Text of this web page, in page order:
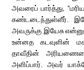
அவரைப் பார்த்து,
கண்டடைந்துள்ளீர்.
அவருக்கு இயேசு
உன்னத கடவுளின்
தாவீதின்
அளிப்பார். அவர்